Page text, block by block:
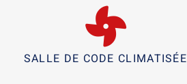
SALLE DE CODE CLIMATISÉE